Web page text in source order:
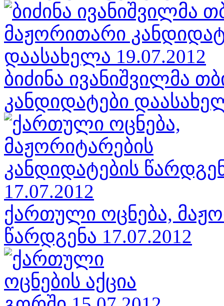
ბიძინა ივანიშვილმა
კანდიდატები
ქართული ოცნება,
წარდგენა 17.07.2012